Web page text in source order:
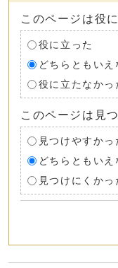
このページは役
役に立った
どちらともいえ
役に立たなかっ
このページは見
見つけやすかっ
どちらともいえ
見つけにくかっ